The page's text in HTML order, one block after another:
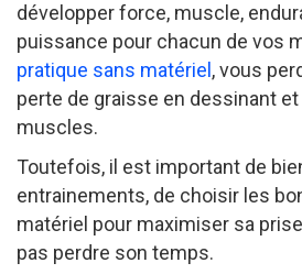
développer force, muscle,
puissance pour chacun de vos
pratique sans matériel , vous
perte de graisse en dessinant
muscles.
Toutefois, il est important de
entrainements, de choisir les
matériel pour maximiser sa
pas perdre son temps.